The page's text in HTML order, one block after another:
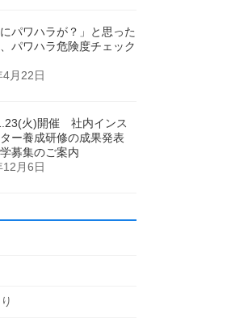
にパワハラが？」と思った
パワハラ危険度チェック
4月22日
火)開催 社内インス
ター養成研修の成果発表
募集のご案内
12月6日